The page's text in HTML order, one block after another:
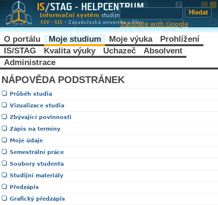
Translate with Google
O portálu Moje studium Moje výuka
Prohlížení
IS/STAG
Kvalita výuky Uchazeč
Absolvent
Administrace
NÁPOVĚDA PODSTRÁNEK
Průběh studia
Vizualizace studia
Zbývající povinnosti
Zápis na termíny
Moje údaje
Semestrální práce
Soubory studenta
Studijní materiály
Předzápis
Grafický předzápis